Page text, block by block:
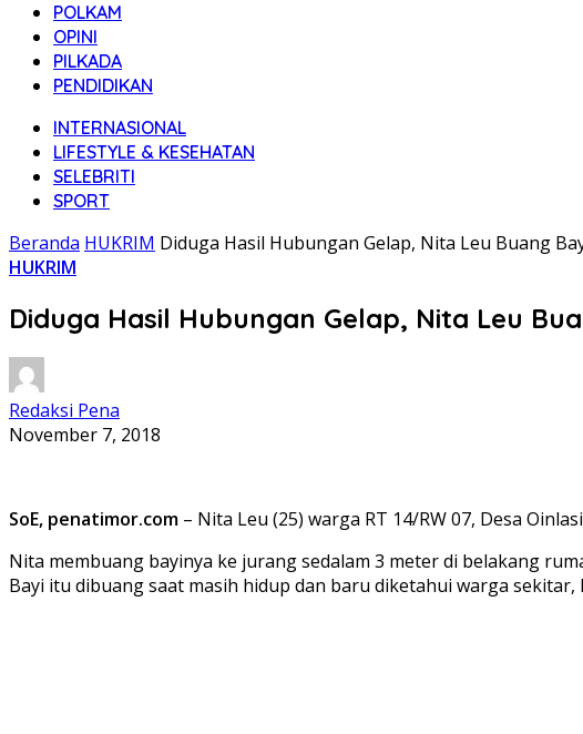
POLKAM
OPINI
PILKADA
PENDIDIKAN
INTERNASIONAL
LIFESTYLE & KESEHATAN
SELEBRITI
SPORT
Beranda HUKRIM Diduga Hasil Hubungan Gelap, Nita Leu Buang
HUKRIM
Diduga Hasil Hubungan Gelap, Nita Leu
Redaksi Pena
November 7, 2018
SoE, penatimor.com – Nita Leu (25) warga RT 14/RW 07, Desa
Nita membuang bayinya ke jurang sedalam 3 meter di belakang
Bayi itu dibuang saat masih hidup dan baru diketahui warga